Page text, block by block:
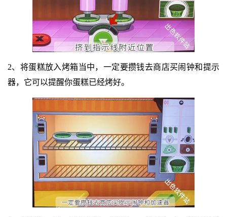
2、将蛋糕放入烤箱当中，一定要攒钱去商店买闹钟和提示
器，它可以提醒你蛋糕已经烤好。